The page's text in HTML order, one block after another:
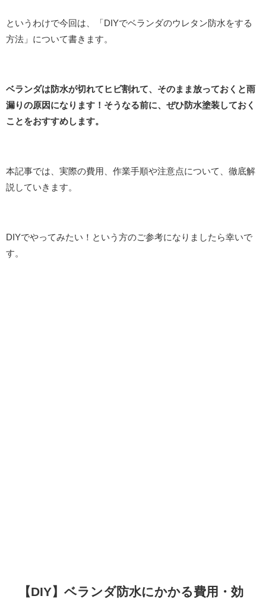
というわけで今回は、「DIYでベランダのウレタン防水をする
方法」について書きます。
ベランダは防水が切れてヒビ割れて、そのまま放っておくと雨
漏りの原因になります！そうなる前に、ぜひ防水塗装しておく
ことをおすすめします。
本記事では、実際の費用、作業手順や注意点について、徹底解
説していきます。
DIYでやってみたい！という方のご参考になりましたら幸いで
す。
【DIY】ベランダ防水にかかる費用・効